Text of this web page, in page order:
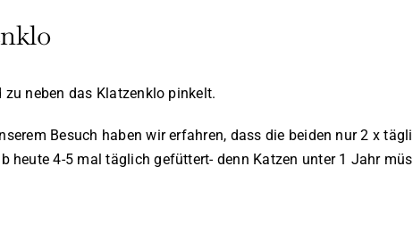
neben das Klatzenklo pinkelt.
Besuch haben wir erfahren, dass die beiden nur 2 x
heute 4-5 mal täglich gefüttert- denn Katzen unter 1 Jahr